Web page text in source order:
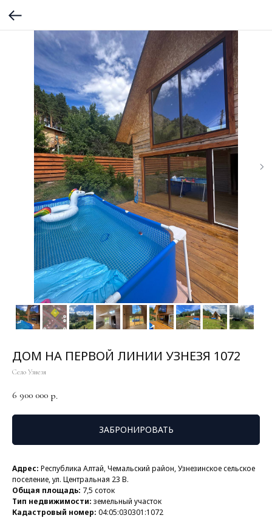
ДОМ НА ПЕРВОЙ ЛИНИИ УЗНЕЗЯ 1072
Село Узнезя
6 900 000 р.
ЗАБРОНИРОВАТЬ
Адрес: Республика Алтай, Чемальский район, Узнезинское сельское
поселение, ул. Центральная 23 В.
Общая площадь: 7,5 соток
Тип недвижимости: земельный участок
Кадастровый номер: 04:05:030301:1072